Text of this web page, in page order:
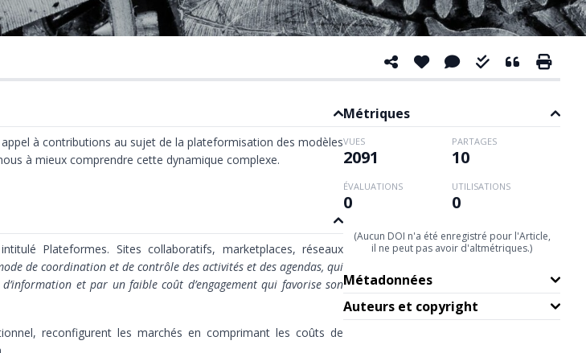
à contributions au sujet de la plateformisation des modèles
à mieux comprendre cette dynamique complexe.
Plateformes. Sites collaboratifs, marketplaces, réseaux
de coordination et de contrôle des activités et des agendas, qui
et par un faible coût d’engagement qui favorise son
reconfigurent les marchés en comprimant les coûts de
Métriques
VUES
2091
PARTAGES
10
ÉVALUATIONS
0
UTILISATIONS
0
(Aucun DOI n'a été enregistré pour l'Article,
il ne peut pas avoir d'altmétriques.)
Métadonnées
Auteurs et copyright